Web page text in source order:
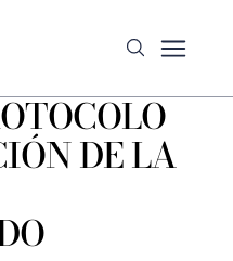
DE LA